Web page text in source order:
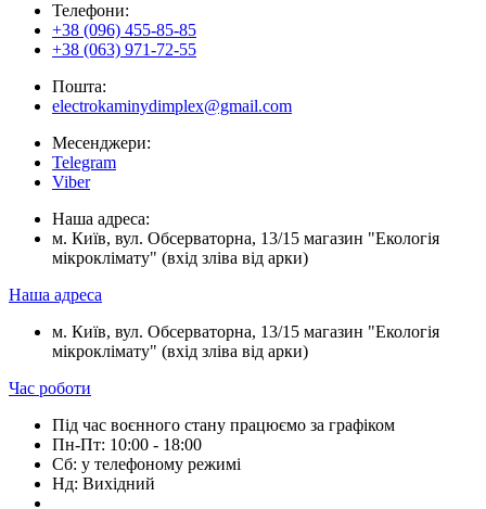
Телефони:
+38 (096) 455-85-85
+38 (063) 971-72-55
Пошта:
electrokaminydimplex@gmail.com
Месенджери:
Telegram
Viber
Наша адреса:
м. Київ, вул. Обсерваторна, 13/15 магазин "Екологія
мікроклімату" (вхід зліва від арки)
Наша адреса
м. Київ, вул. Обсерваторна, 13/15 магазин "Екологія
мікроклімату" (вхід зліва від арки)
Час роботи
Під час воєнного стану працюємо за графіком
Пн-Пт: 10:00 - 18:00
Сб: у телефоному режимі
Нд: Вихідний